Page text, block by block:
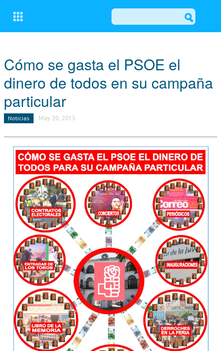
CONÓCENOS
COMITÉ EJECUTIVO LOCAL DEL PP DE OSUNA
GRUPO MUNICIPAL POPULAR
NOTICIAS
EL BALCÓN
MOCIONES
ESCRITOS
OTRAS INICIATIVAS
PARTICIPA
CONTACTA
AFÍLIATE
Cómo se gasta el PSOE el
dinero de todos en su campaña
particular
Noticias May 20, 2015